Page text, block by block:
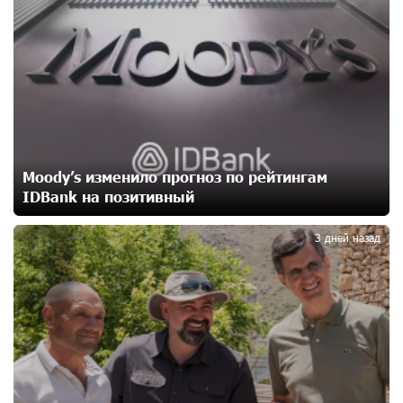
12 дней назад
Бывший премьер-министр Словакии обратился к
президенту страны с просьбой содействовать
освобождению армянских заключенных,
Против кого вооружается Азербайджан? Аршак
Карапетян
17 дней назад
При поддержке Ucom в спортивной школе Вайка
установлена солнечная электростанция мощностью
15 кВт
17 дней назад
Новые финансовые навыки на «Давидбекских
Moody’s изменило прогноз по рейтингам
IDBank на позитивный
3 дней назад
3